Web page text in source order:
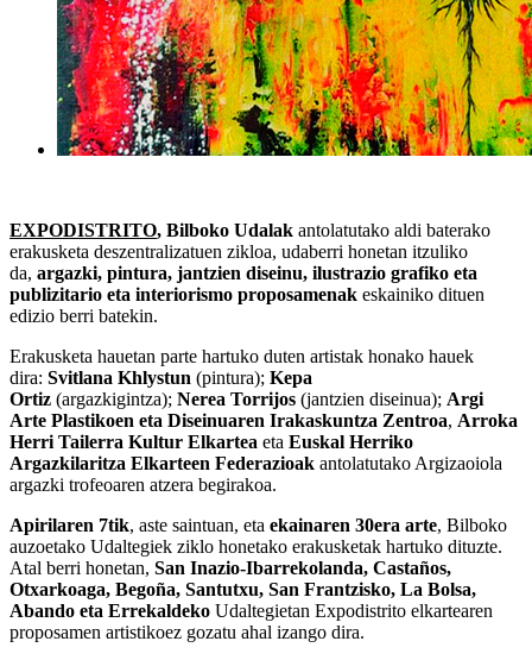
EXPODISTRITO, Bilboko Udalak antolatutako aldi baterako
erakusketa deszentralizatuen zikloa, udaberri honetan itzuliko
da, argazki, pintura, jantzien diseinu, ilustrazio grafiko eta
publizitario eta interiorismo proposamenak eskainiko dituen
edizio berri batekin.
Erakusketa hauetan parte hartuko duten artistak honako hauek
dira: Svitlana Khlystun (pintura); Kepa
Ortiz (argazkigintza); Nerea Torrijos (jantzien diseinua); Argi
Arte Plastikoen eta Diseinuaren Irakaskuntza Zentroa, Arroka
Herri Tailerra Kultur Elkartea eta Euskal Herriko
Argazkilaritza Elkarteen Federazioak antolatutako Argizaoiola
argazki trofeoaren atzera begirakoa.
Apirilaren 7tik, aste saintuan, eta ekainaren 30era arte, Bilboko
auzoetako Udaltegiek ziklo honetako erakusketak hartuko dituzte.
Atal berri honetan, San Inazio-Ibarrekolanda, Castaños,
Otxarkoaga, Begoña, Santutxu, San Frantzisko, La Bolsa,
Abando eta Errekaldeko Udaltegietan Expodistrito elkartearen
proposamen artistikoez gozatu ahal izango dira.